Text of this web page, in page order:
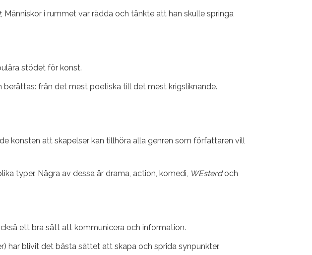
, Människor i rummet var rädda och tänkte att han skulle springa
stödet för konst.
från det mest poetiska till det mest krigsliknande.
konsten att skapelser kan tillhöra alla genren som författaren vill
typer. Några av dessa är drama, action, komedi, WEsterdoch
ett bra sätt att kommunicera och information.
har blivit det bästa sättet att skapa och sprida synpunkter.